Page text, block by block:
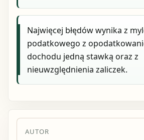
Najwięcej błędów wynika z
podatkowego z
dochodu jedną stawką oraz z
nieuwzględnienia zaliczek.
AUTOR